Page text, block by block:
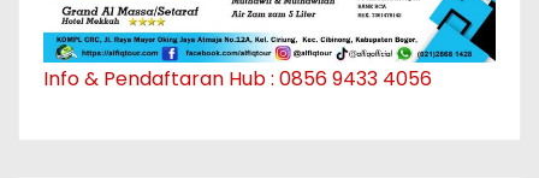
Info & Pendaftaran Hub : 0856 9433 4056